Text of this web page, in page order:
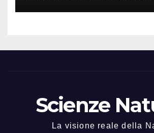
Scienze
La visione reale della